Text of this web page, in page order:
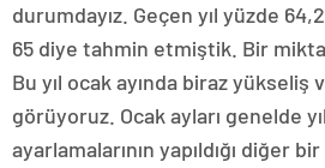
durumdayız. Geçen yıl yüzde
65 diye tahmin etmiştik. Bir
Bu yıl ocak ayında biraz yükseliş
görüyoruz. Ocak ayları genelde
ayarlamalarının yapıldığı diğer